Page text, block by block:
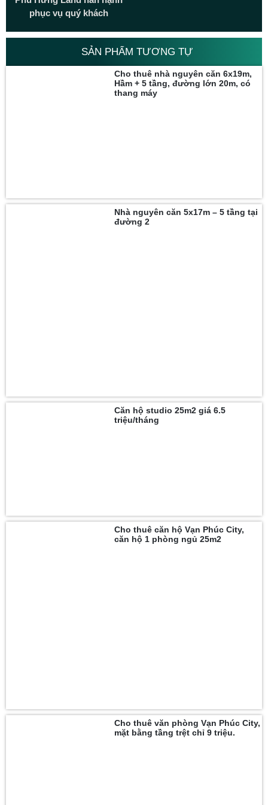
phục vụ quý khách
SẢN PHẨM TƯƠNG TỰ
Cho thuê nhà nguyên căn 6x19m,
Hầm + 5 tầng, đường lớn 20m, có
thang máy
Nhà nguyên căn 5x17m – 5 tầng tại
đường 2
Căn hộ studio 25m2 giá 6.5
triệu/tháng
Cho thuê căn hộ Vạn Phúc City,
căn hộ 1 phòng ngủ 25m2
Cho thuê văn phòng Vạn Phúc City,
mặt bằng tầng trệt chỉ 9 triệu.